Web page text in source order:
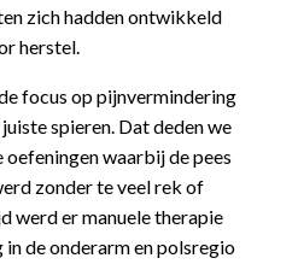
zich hadden ontwikkeld
herstel.
focus op pijnvermindering
spieren. Dat deden we
waarbij de pees
zonder te veel rek of
werd er manuele therapie
de onderarm en polsregio